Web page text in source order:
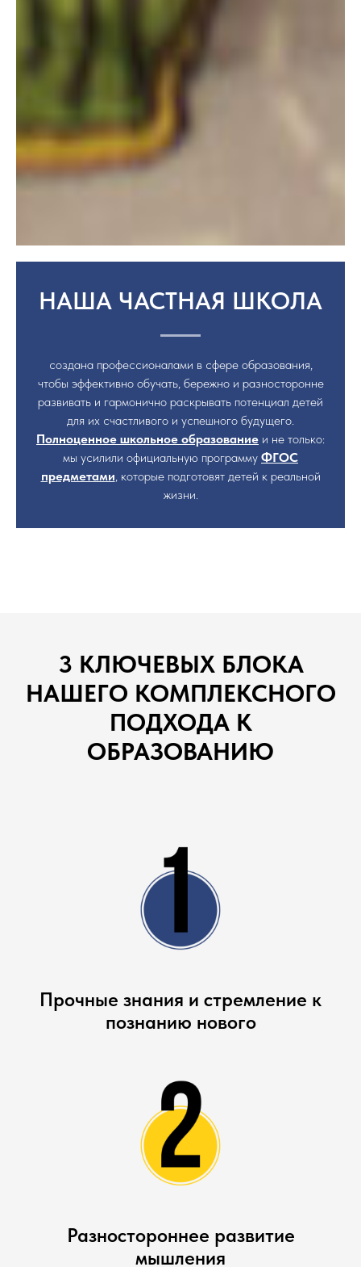
НАША ЧАСТНАЯ ШКОЛА
создана профессионалами в сфере образования,
чтобы эффективно обучать, бережно и разносторонне
развивать и гармонично раскрывать потенциал детей
для их счастливого и успешного будущего.
Полноценное школьное образование и не только:
мы усилили официальную программу ФГОС
предметами, которые подготовят детей к реальной
жизни.
3 КЛЮЧЕВЫХ БЛОКА
НАШЕГО КОМПЛЕКСНОГО
ПОДХОДА К
ОБРАЗОВАНИЮ
Прочные знания и стремление к
познанию нового
Разностороннее развитие
мышления